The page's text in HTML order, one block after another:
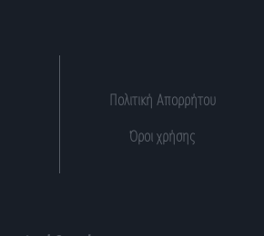
Πολιτική Απορρήτου
Όροι χρήσης